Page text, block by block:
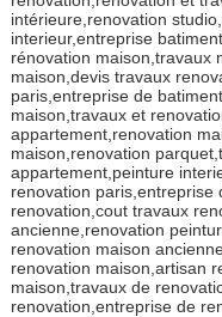
intérieure,renovation
interieur,entreprise
rénovation maison,travaux
maison,devis travaux
paris,entreprise de
maison,travaux et
appartement,renovation
maison,renovation
appartement,peinture
renovation paris,entreprise
renovation,cout travaux
ancienne,renovation
renovation maison
renovation maison,artisan
maison,travaux de
renovation,entreprise de